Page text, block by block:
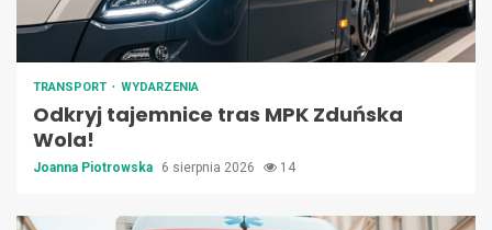
TRANSPORT WYDARZENIA
Odkryj tajemnice tras MPK Zduńska
Wola!
Joanna Piotrowska 6 sierpnia 2026 14